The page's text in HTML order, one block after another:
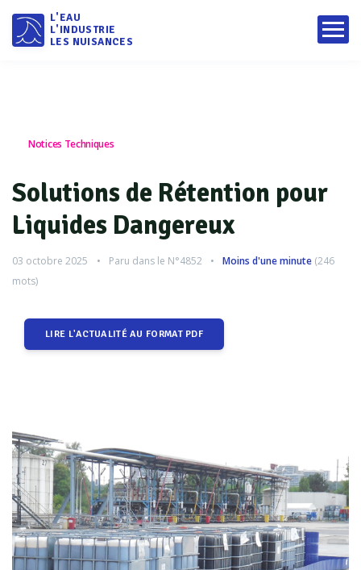
L'EAU
L'INDUSTRIE
LES NUISANCES
Notices Techniques
Solutions de Rétention pour
Liquides Dangereux
03 octobre 2025 Paru dans le N°4852 Moins d'une minute (246
mots)
LIRE L'ACTUALITÉ AU FORMAT PDF